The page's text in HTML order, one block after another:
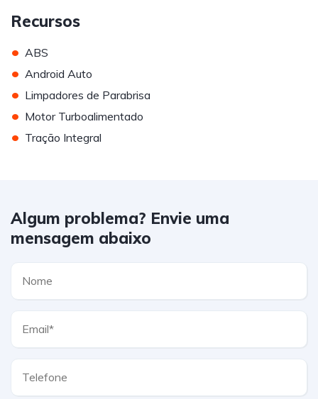
Recursos
• ABS
• Android Auto
• Limpadores de Parabrisa
• Motor Turboalimentado
• Tração Integral
Algum problema? Envie uma
mensagem abaixo